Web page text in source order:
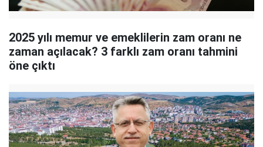
2025 yılı memur ve emeklilerin zam oranı ne
zaman açılacak? 3 farklı zam oranı tahmini
öne çıktı